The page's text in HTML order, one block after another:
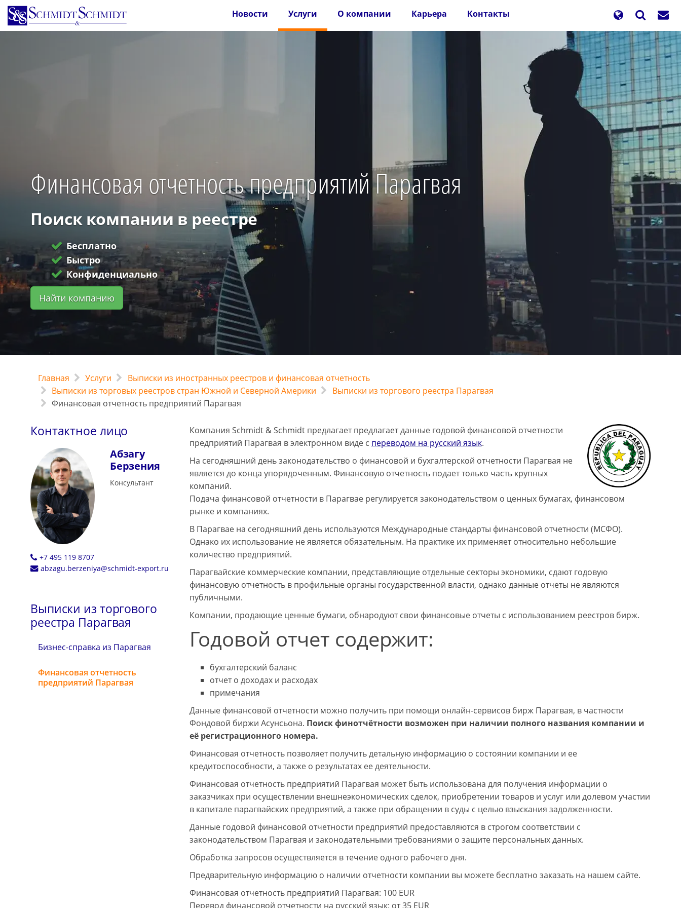
Перейти
основному
Новости Услуги О компании Карьера Контакты
Финансовая отчетность предприятий Парагвая
Поиск компании в реестре
Бесплатно
Быстро
Конфиденциально
Найти компанию
Главная Услуги
Выписки из иностранных реестров и финансовая отчетность
Выписки из торговых реестров стран Южной и Северной Америки
Выписки из торгового реестра Парагвая
Финансовая отчетность предприятий Парагвая
Контактное лицо
Абзагу
Берзения
Консультант
+7 495 119 8707
abzagu.berzeniya@schmidt-export.ru
Выписки из торгового
реестра Парагвая
Бизнес-справка из Парагвая
Финансовая отчетность
предприятий Парагвая
Компания Schmidt & Schmidt предлагает предлагает данные годовой финансовой отчетности
предприятий Парагвая в электронном виде с переводом на русский язык.
На сегодняшний день законодательство о финансовой и бухгалтерской отчетности Парагвая не
является до конца упорядоченным. Финансовую отчетность подает только часть крупных
компаний.
Подача финансовой отчетности в Парагвае регулируется законодательством о ценных бумагах, финансовом
рынке и компаниях.
В Парагвае на сегодняшний день используются Международные стандарты финансовой отчетности (МСФО).
Однако их использование не является обязательным. На практике их применяет относительно небольшие
количество предприятий.
Парагвайские коммерческие компании, представляющие отдельные секторы экономики, сдают годовую
финансовую отчетность в профильные органы государственной власти, однако данные отчеты не являются
публичными.
Компании, продающие ценные бумаги, обнародуют свои финансовые отчеты с использованием реестров бирж.
Годовой отчет содержит:
бухгалтерский баланс
отчет о доходах и расходах
примечания
Данные финансовой отчетности можно получить при помощи онлайн-сервисов бирж Парагвая, в частности
Фондовой биржи Асунсьона. Поиск финотчётности возможен при наличии полного названия компании и
её регистрационного номера.
Финансовая отчетность позволяет получить детальную информацию о состоянии компании и ее
кредитоспособности, а также о результатах ее деятельности.
Финансовая отчетность предприятий Парагвая может быть использована для получения информации о
заказчиках при осуществлении внешнеэкономических сделок, приобретении товаров и услуг или долевом участии
в капитале парагвайских предприятий, а также при обращении в суды с целью взыскания задолженности.
Данные годовой финансовой отчетности предприятий предоставляются в строгом соответствии с
законодательством Парагвая и законодательными требованиями о защите персональных данных.
Обработка запросов осуществляется в течение одного рабочего дня.
Предварительную информацию о наличии отчетности компании вы можете бесплатно заказать на нашем сайте.
Финансовая отчетность предприятий Парагвая: 100 EUR
Перевод финансовой отчетности на русский язык: от 35 EUR